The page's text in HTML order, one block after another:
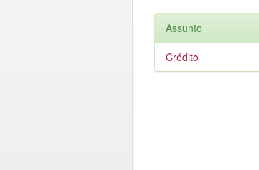
Assunto
Crédito